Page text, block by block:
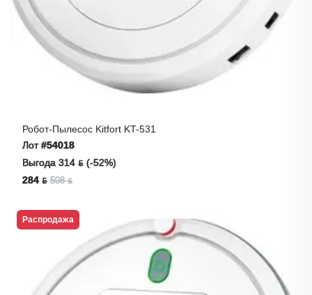
Робот-Пылесос Kitfort KT-531
Лот#54018
Выгода 314 ƃ (-52%)
284 ƃ 598 ƃ
Распродажа